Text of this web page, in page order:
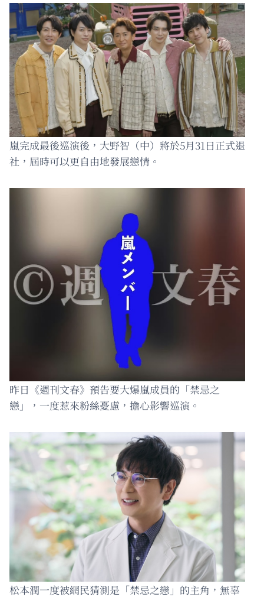
嵐完成最後巡演後，大野智（中）將於5月31日正式退
社，屆時可以更自由地發展戀情。
昨日《週刊文春》預告要大爆嵐成員的「禁忌之
戀」，一度惹來粉絲憂慮，擔心影響巡演。
松本潤一度被網民猜測是「禁忌之戀」的主角，無辜